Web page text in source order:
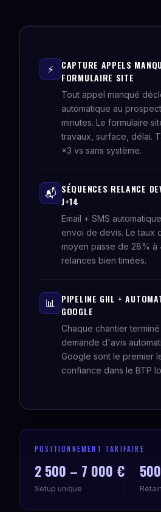
⚡
CAPTURE APPELS
FORMULAIRE SITE
Tout appel manqué
automatique au
minutes. Le formulaire
travaux, surface, délai.
×3 vs sans système.
📬 SÉQUENCES RELANCE
J+14
Email + SMS
envoi de devis. Le taux
moyen passe de 28%
relances bien timées.
📊 PIPELINE GHL +
GOOGLE
Chaque chantier
demande d'avis
Google sont le premier
confiance dans le BTP
POSITIONNEMENT TARIFAIRE
2 500 – 7 000 €
Setup unique